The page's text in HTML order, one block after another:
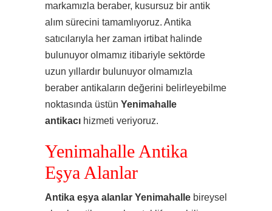
markamızla beraber, kusursuz bir antik
alım sürecini tamamlıyoruz. Antika
satıcılarıyla her zaman irtibat halinde
bulunuyor olmamız itibariyle sektörde
uzun yıllardır bulunuyor olmamızla
beraber antikaların değerini belirleyebilme
noktasında üstün Yenimahalle
antikacı hizmeti veriyoruz.
Yenimahalle Antika
Eşya Alanlar
Antika eşya alanlar Yenimahalle bireysel